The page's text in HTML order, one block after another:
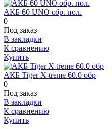
АКБ 60 UNO обр. пол.
0
Под заказ
В закладки
К сравнению
Купить
АКБ Tiger X-treme 60.0 обр
0
Под заказ
В закладки
К сравнению
Купить